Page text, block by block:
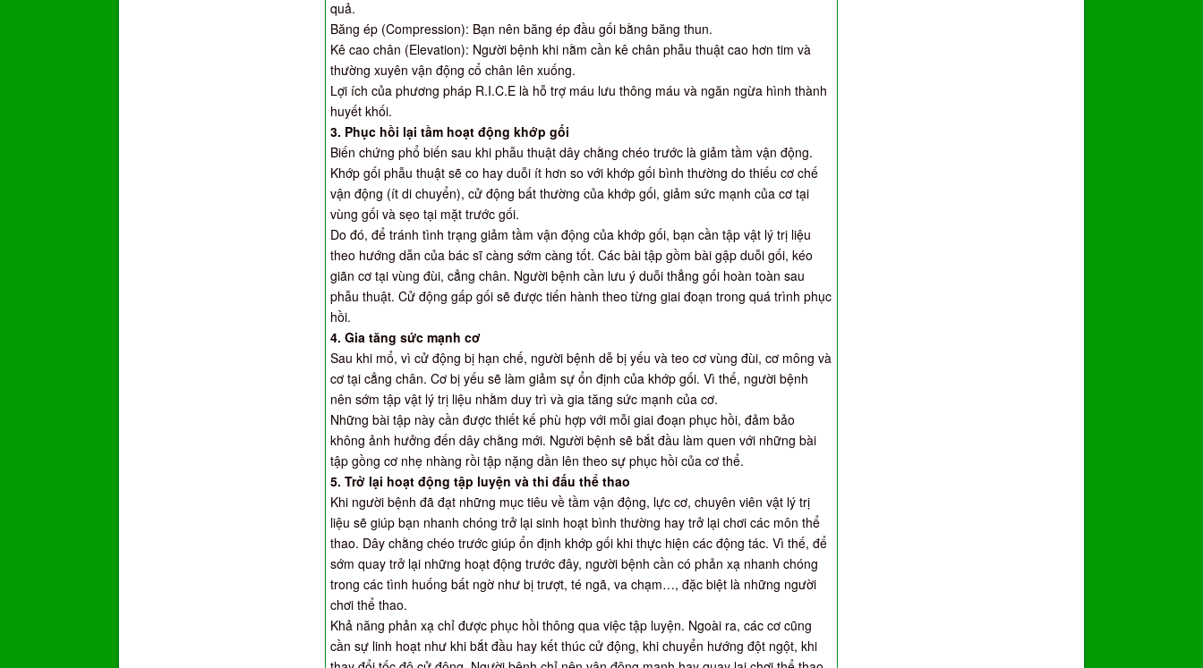
quả.
Băng ép (Compression): Bạn nên băng ép đầu gối bằng băng thun.
Kê cao chân (Elevation): Người bệnh khi nằm cần kê chân phẫu thuật cao hơn tim và
thường xuyên vận động cổ chân lên xuống.
Lợi ích của phương pháp R.I.C.E là hỗ trợ máu lưu thông máu và ngăn ngừa hình thành
huyết khối.
3. Phục hồi lại tầm hoạt động khớp gối
Biến chứng phổ biến sau khi phẫu thuật dây chằng chéo trước là giảm tầm vận động.
Khớp gối phẫu thuật sẽ co hay duỗi ít hơn so với khớp gối bình thường do thiếu cơ chế
vận động (ít di chuyển), cử động bất thường của khớp gối, giảm sức mạnh của cơ tại
vùng gối và sẹo tại mặt trước gối.
Do đó, để tránh tình trạng giảm tầm vận động của khớp gối, bạn cần tập vật lý trị liệu
theo hướng dẫn của bác sĩ càng sớm càng tốt. Các bài tập gồm bài gập duỗi gối, kéo
giãn cơ tại vùng đùi, cẳng chân. Người bệnh cần lưu ý duỗi thẳng gối hoàn toàn sau
phẫu thuật. Cử động gấp gối sẽ được tiến hành theo từng giai đoạn trong quá trình phục
hồi.
4. Gia tăng sức mạnh cơ
Sau khi mổ, vì cử động bị hạn chế, người bệnh dễ bị yếu và teo cơ vùng đùi, cơ mông và
cơ tại cẳng chân. Cơ bị yếu sẽ làm giảm sự ổn định của khớp gối. Vì thế, người bệnh
nên sớm tập vật lý trị liệu nhằm duy trì và gia tăng sức mạnh của cơ.
Những bài tập này cần được thiết kế phù hợp với mỗi giai đoạn phục hồi, đảm bảo
không ảnh hưởng đến dây chằng mới. Người bệnh sẽ bắt đầu làm quen với những bài
tập gồng cơ nhẹ nhàng rồi tập nặng dần lên theo sự phục hồi của cơ thể.
5. Trở lại hoạt động tập luyện và thi đấu thể thao
Khi người bệnh đã đạt những mục tiêu về tầm vận động, lực cơ, chuyên viên vật lý trị
liệu sẽ giúp bạn nhanh chóng trở lại sinh hoạt bình thường hay trở lại chơi các môn thể
thao. Dây chằng chéo trước giúp ổn định khớp gối khi thực hiện các động tác. Vì thế, để
sớm quay trở lại những hoạt động trước đây, người bệnh cần có phản xạ nhanh chóng
trong các tình huống bất ngờ như bị trượt, té ngã, va chạm…, đặc biệt là những người
chơi thể thao.
Khả năng phản xạ chỉ được phục hồi thông qua việc tập luyện. Ngoài ra, các cơ cũng
cần sự linh hoạt như khi bắt đầu hay kết thúc cử động, khi chuyển hướng đột ngột, khi